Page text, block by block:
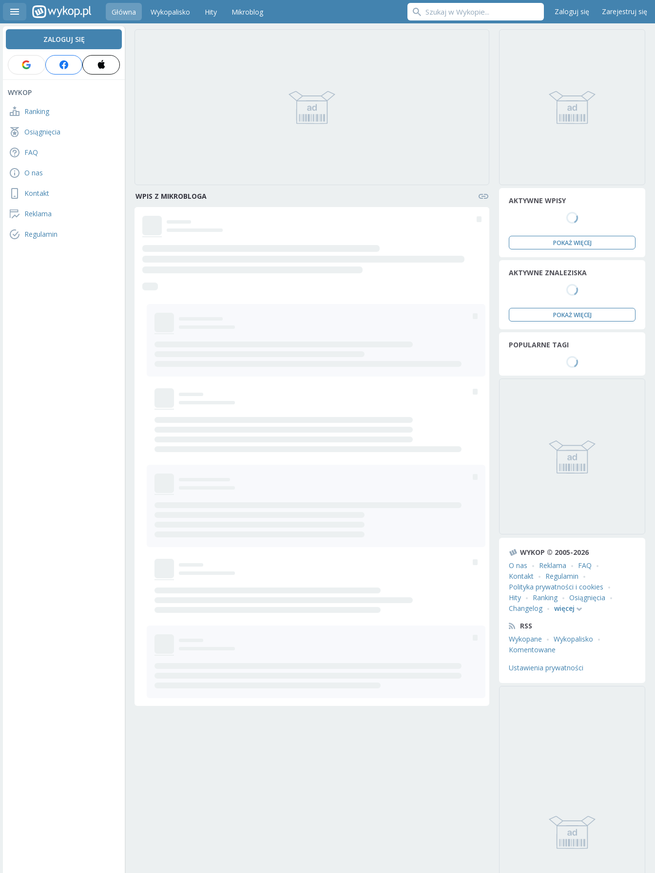
Główna Wykopalisko Hity Mikroblog Zaloguj się Zarejestruj się
ZALOGUJ SIĘ
WYKOP
Ranking
Osiągnięcia
FAQ
O nas
Kontakt
Reklama
Regulamin
WPIS Z MIKROBLOGA AKTYWNE WPISY
POKAŻ WIĘCEJ
AKTYWNE ZNALEZISKA
POKAŻ WIĘCEJ
POPULARNE TAGI
WYKOP © 2005-2026
O nas
Reklama
FAQ
Kontakt
Regulamin
Polityka prywatności i cookies
Hity
Ranking
Osiągnięcia
Changelog
więcej
RSS
Wykopane
Wykopalisko
Komentowane
Ustawienia prywatności